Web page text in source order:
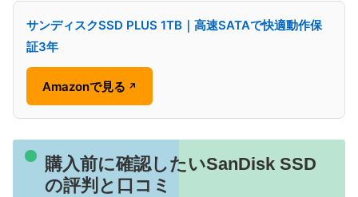
サンディスクSSD PLUS 1TB｜高速SATAで快適動作保
証3年
Amazonで見る ↗
購入前に確認したいSanDisk SSD
の評判と口コミ